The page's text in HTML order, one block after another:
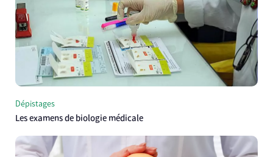
Dépistages
Les examens de biologie médicale